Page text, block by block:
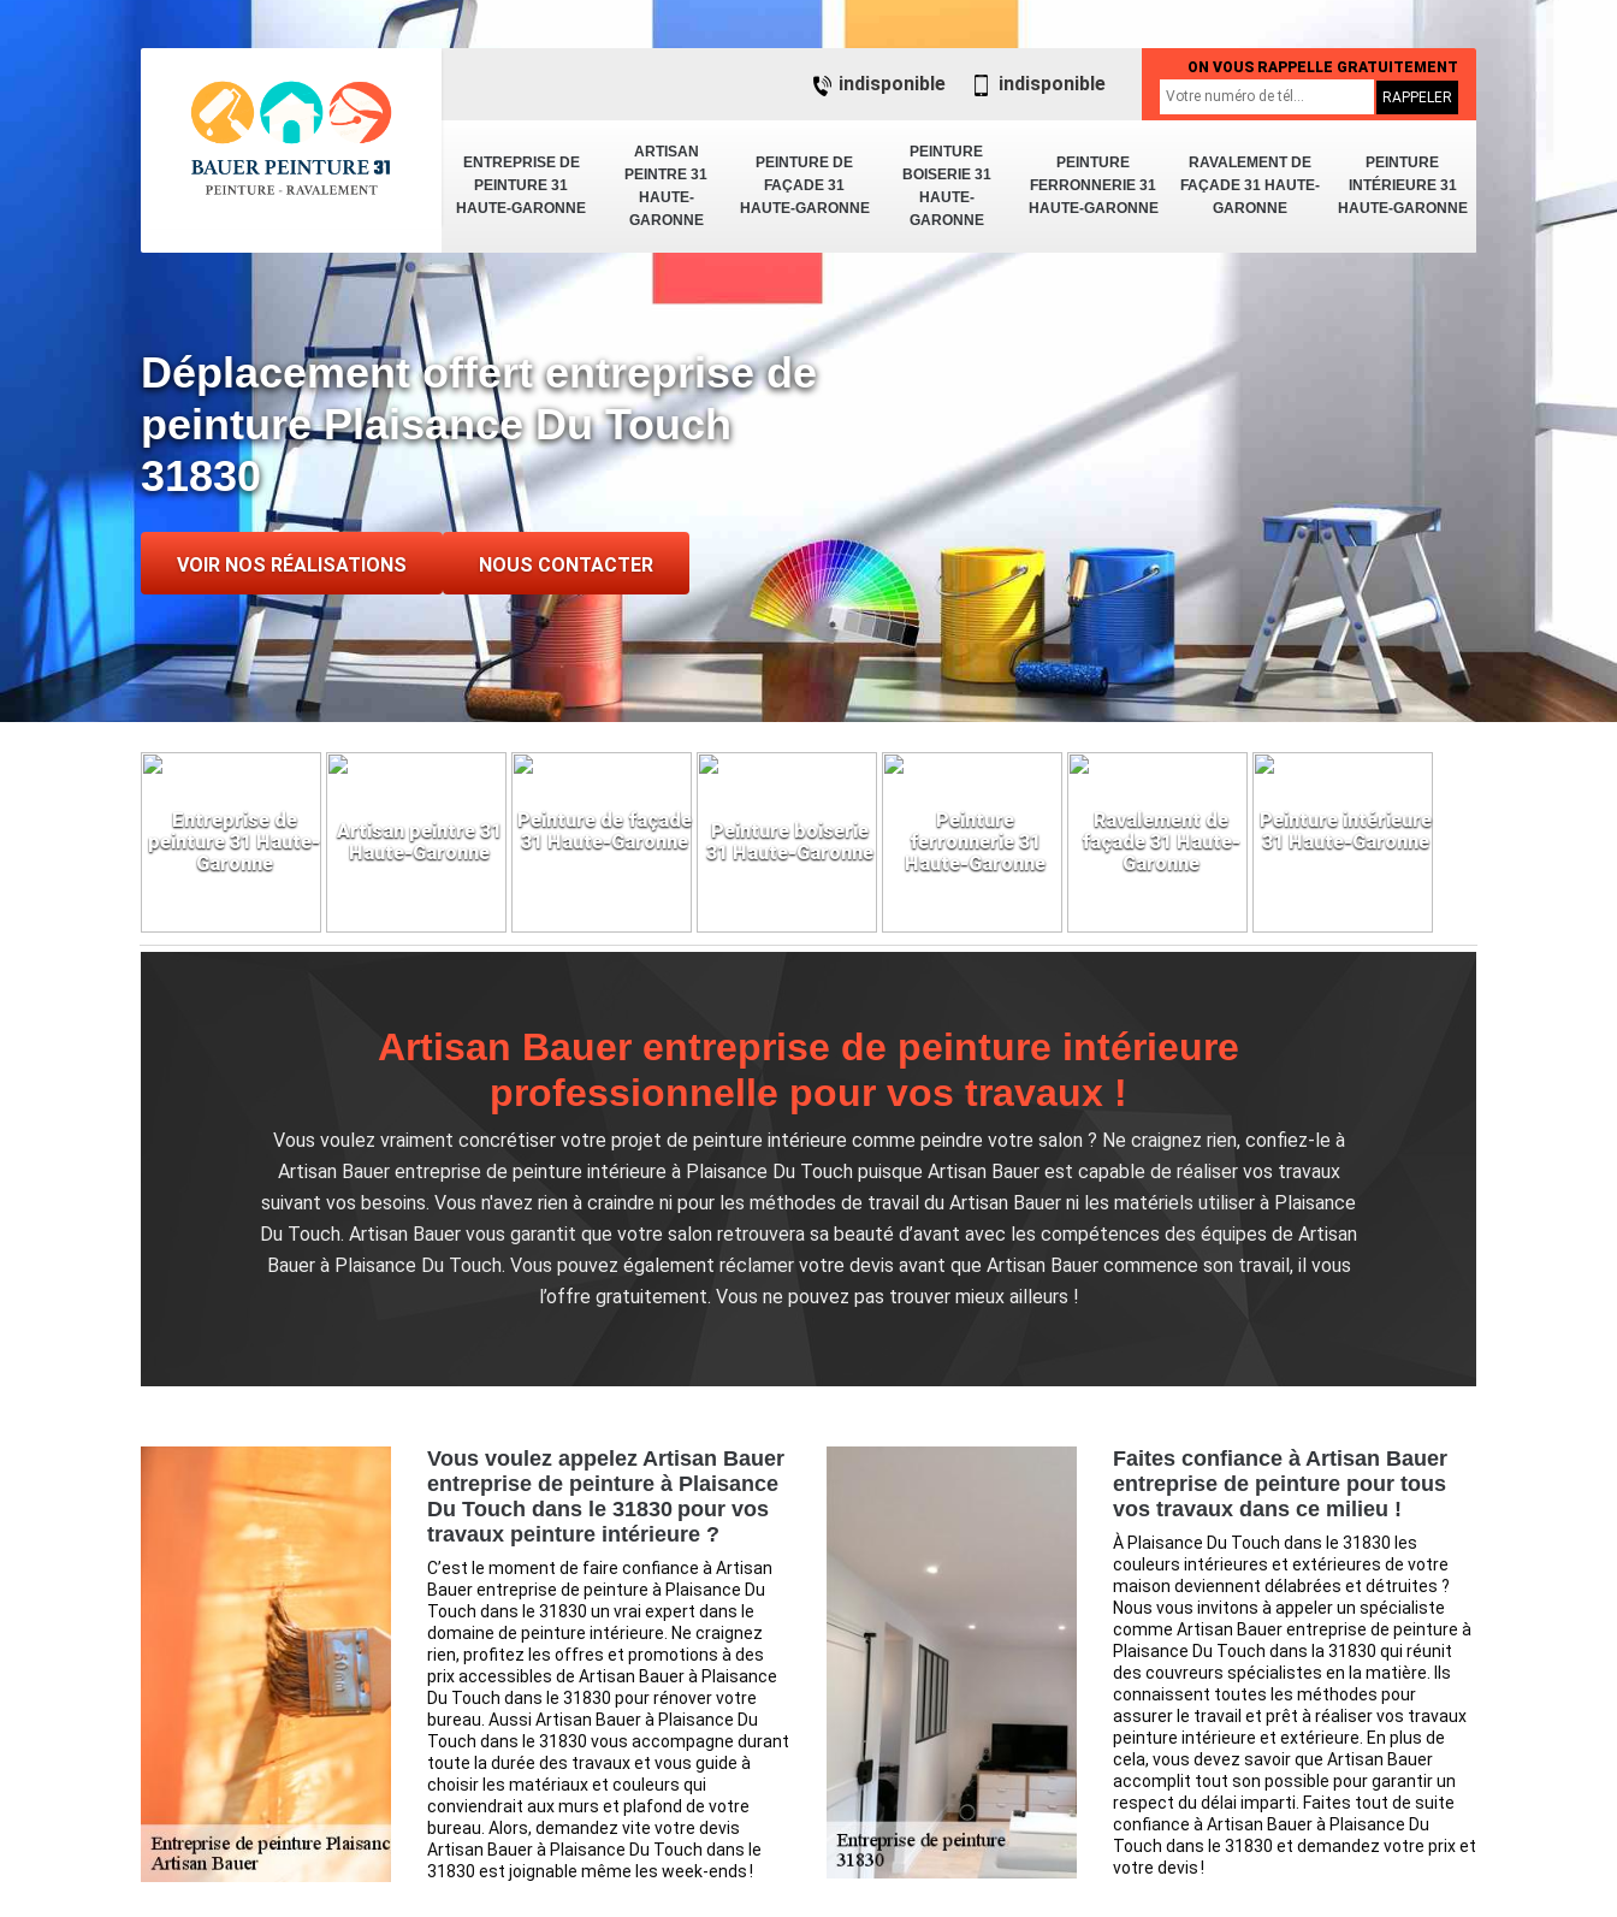
ENTREPRISE DE
PEINTURE 31
HAUTE-GARONNE
ARTISAN
PEINTRE 31
HAUTE-
GARONNE
PEINTURE DE
FAÇADE 31
HAUTE-GARONNE
PEINTURE
BOISERIE 31
HAUTE-
GARONNE
PEINTURE
FERRONNERIE 31
HAUTE-GARONNE
RAVALEMENT DE
FAÇADE 31 HAUTE-
GARONNE
PEINTURE
INTÉRIEURE 31
HAUTE-GARONNE
indisponible indisponible
ON VOUS RAPPELLE GRATUITEMENT
Déplacement offert entreprise de
peinture Plaisance Du Touch
31830
VOIR NOS RÉALISATIONS NOUS CONTACTER
Entreprise de
peinture 31 Haute-
Garonne
Artisan peintre 31
Haute-Garonne
Peinture de façade
31 Haute-Garonne
Peinture boiserie
31 Haute-Garonne
Peinture
ferronnerie 31
Haute-Garonne
Ravalement de
façade 31 Haute-
Garonne
Peinture intérieure
31 Haute-Garonne
Artisan Bauer entreprise de peinture intérieure
professionnelle pour vos travaux !
Vous voulez vraiment concrétiser votre projet de peinture intérieure comme peindre votre salon ? Ne craignez rien, confiez-le à
Artisan Bauer entreprise de peinture intérieure à Plaisance Du Touch puisque Artisan Bauer est capable de réaliser vos travaux
suivant vos besoins. Vous n'avez rien à craindre ni pour les méthodes de travail du Artisan Bauer ni les matériels utiliser à Plaisance
Du Touch. Artisan Bauer vous garantit que votre salon retrouvera sa beauté d’avant avec les compétences des équipes de Artisan
Bauer à Plaisance Du Touch. Vous pouvez également réclamer votre devis avant que Artisan Bauer commence son travail, il vous
l’offre gratuitement. Vous ne pouvez pas trouver mieux ailleurs !
Vous voulez appelez Artisan Bauer
entreprise de peinture à Plaisance
Du Touch dans le 31830 pour vos
travaux peinture intérieure ?
C’est le moment de faire confiance à Artisan
Bauer entreprise de peinture à Plaisance Du
Touch dans le 31830 un vrai expert dans le
domaine de peinture intérieure. Ne craignez
rien, profitez les offres et promotions à des
prix accessibles de Artisan Bauer à Plaisance
Du Touch dans le 31830 pour rénover votre
bureau. Aussi Artisan Bauer à Plaisance Du
Touch dans le 31830 vous accompagne durant
toute la durée des travaux et vous guide à
choisir les matériaux et couleurs qui
conviendrait aux murs et plafond de votre
bureau. Alors, demandez vite votre devis
Artisan Bauer à Plaisance Du Touch dans le
31830 est joignable même les week-ends !
Faites confiance à Artisan Bauer
entreprise de peinture pour tous
vos travaux dans ce milieu !
À Plaisance Du Touch dans le 31830 les
couleurs intérieures et extérieures de votre
maison deviennent délabrées et détruites ?
Nous vous invitons à appeler un spécialiste
comme Artisan Bauer entreprise de peinture à
Plaisance Du Touch dans la 31830 qui réunit
des couvreurs spécialistes en la matière. Ils
connaissent toutes les méthodes pour
assurer le travail et prêt à réaliser vos travaux
peinture intérieure et extérieure. En plus de
cela, vous devez savoir que Artisan Bauer
accomplit tout son possible pour garantir un
respect du délai imparti. Faites tout de suite
confiance à Artisan Bauer à Plaisance Du
Touch dans le 31830 et demandez votre prix et
votre devis !